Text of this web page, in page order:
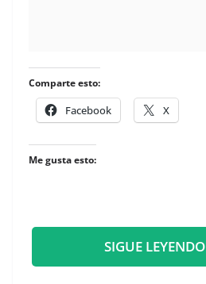
Comparte esto:
Facebook X
Me gusta esto:
SIGUE LEYENDO